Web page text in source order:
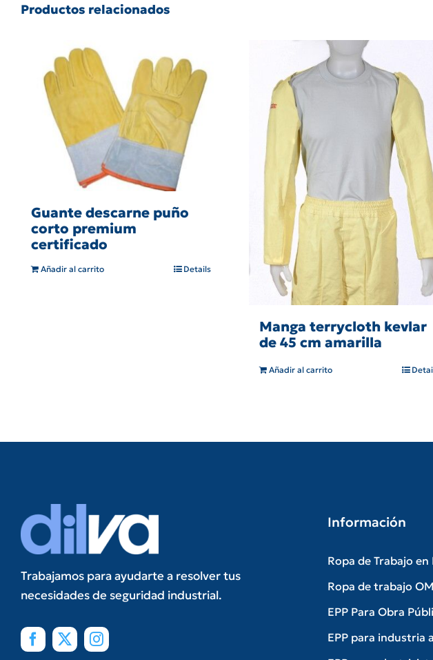
Productos relacionados
Guante descarne puño
corto premium
certificado
Añadir al carrito Details
Manga terrycloth kevlar
de 45 cm amarilla
Añadir al carrito
Trabajamos para ayudarte a resolver tus
necesidades de seguridad industrial.
Información
Ropa de Trabajo en
Ropa de trabajo
EPP Para Obra
EPP para industria